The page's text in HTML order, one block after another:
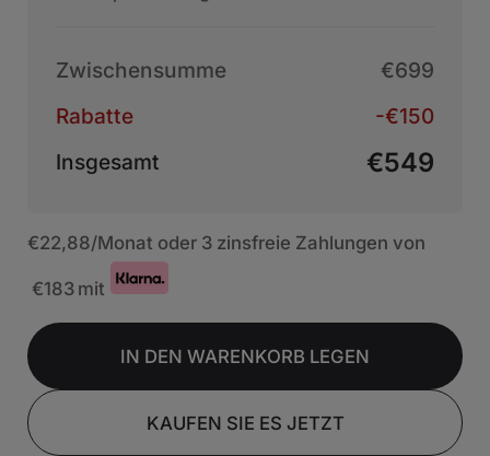
Zwischensumme
€699
Rabatte
-€150
Insgesamt
€549
€22,88/Monat oder 3 zinsfreie Zahlungen von
€183 mit
IN DEN WARENKORB LEGEN
KAUFEN SIE ES JETZT